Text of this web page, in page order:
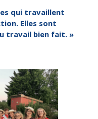
qui travaillent
Elles sont
travail bien fait. »